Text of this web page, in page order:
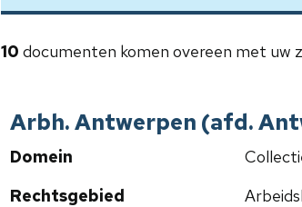
10 documenten komen overeen met uw
Arbh. Antwerpen (afd.
Domein
Rechtsgebied